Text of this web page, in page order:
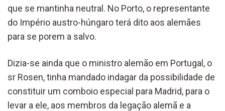
que se mantinha neutral. No Porto, o representante
do Império austro-húngaro terá dito aos alemães
para se porem a salvo.
Dizia-se ainda que o ministro alemão em Portugal, o
sr Rosen, tinha mandado indagar da possibilidade de
constituir um comboio especial para Madrid, para o
levar a ele, aos membros da legação alemã e a